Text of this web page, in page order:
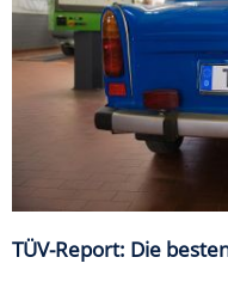
TÜV-Report: Die